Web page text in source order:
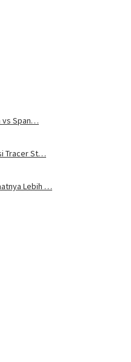
vs Span…
Tracer St…
Lebih …